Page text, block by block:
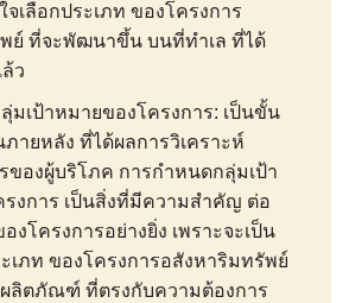
จเลือกประเภท ของโครงการ
ย์ ที่จะพัฒนาขึ้น บนที่ทำเล ที่ได้
ว
มเป้าหมายของโครงการ: เป็นขั้น
ายหลัง ที่ได้ผลการวิเคราะห์
ของผู้บริโภค การกำหนดกลุ่มเป้า
งการ เป็นสิ่งที่มีความสำคัญ ต่อ
งโครงการอย่างยิ่ง เพราะจะเป็น
เภท ของโครงการอสังหาริมทรัพย์
ลิตภัณฑ์ ที่ตรงกับความต้องการ